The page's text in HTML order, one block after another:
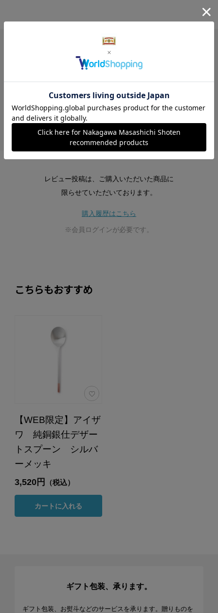
レビュー
レビューはありません。
レビュー投稿は、ご購入いただいた商品に
限らせていただいております。
購入履歴はこちら
※会員ログインが必要です。
こちらもおすすめ
【WEB限定】アイザ
ワ 純銅銀仕デザー
トスプーン シルバ
ーメッキ
3,520円 （税込）
カートに入れる
ギフト包装、承ります。
ギフト包装、お熨斗などのサービスを承ります。贈りものを